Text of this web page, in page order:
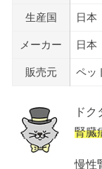
生産国 日本
メーカー 日本
販売元 ペッ
ド
腎臓
慢性